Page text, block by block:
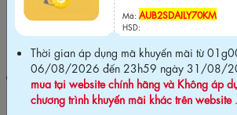
Mã:AUB2SDAILY70KM
HSD:
Thời gian áp dụng mã khuyến mãi từ
đến 23h59 ngày 31/08/2026 Chỉ áp dụng
chính hãng và Không áp dụng chung với các
Mã: AUB2SDAILY70KM
HSD:
Thời gian áp dụng mã khuyến mãi từ
06/08/2026 đến 23h59 ngày 31/08/
mua tại website chính hãng và Không áp
chương trình khuyến mãi khác trên website